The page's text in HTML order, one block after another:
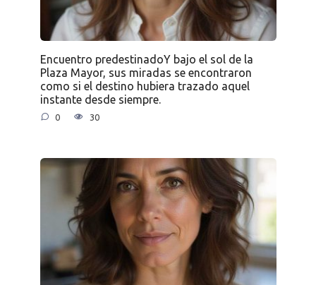
Encuentro predestinadoY bajo el sol de la
Plaza Mayor, sus miradas se encontraron
como si el destino hubiera trazado aquel
instante desde siempre.
0 30